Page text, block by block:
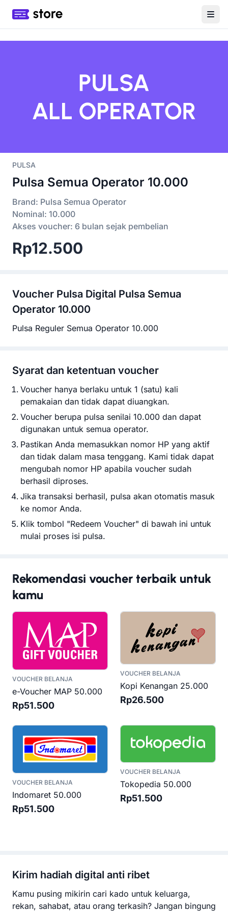
PULSA
Pulsa Semua Operator 10.000
Brand: Pulsa Semua Operator
Nominal: 10.000
Akses voucher: 6 bulan sejak pembelian
Rp12.500
Voucher Pulsa Digital Pulsa Semua
Operator 10.000
Pulsa Reguler Semua Operator 10.000
Syarat dan ketentuan voucher
Voucher hanya berlaku untuk 1 (satu) kali
pemakaian dan tidak dapat diuangkan.
Voucher berupa pulsa senilai 10.000 dan dapat
digunakan untuk semua operator.
Pastikan Anda memasukkan nomor HP yang aktif
dan tidak dalam masa tenggang. Kami tidak dapat
mengubah nomor HP apabila voucher sudah
berhasil diproses.
Jika transaksi berhasil, pulsa akan otomatis masuk
ke nomor Anda.
Klik tombol "Redeem Voucher" di bawah ini untuk
mulai proses isi pulsa.
Rekomendasi voucher terbaik untuk
kamu
VOUCHER BELANJA
e-Voucher MAP 50.000
Rp51.500
VOUCHER BELANJA
Kopi Kenangan 25.000
Rp26.500
VOUCHER BELANJA
Indomaret 50.000
Rp51.500
VOUCHER BELANJA
Tokopedia 50.000
Rp51.500
Kirim hadiah digital anti ribet
Kamu pusing mikirin cari kado untuk keluarga,
rekan, sahabat, atau orang terkasih? Jangan bingung